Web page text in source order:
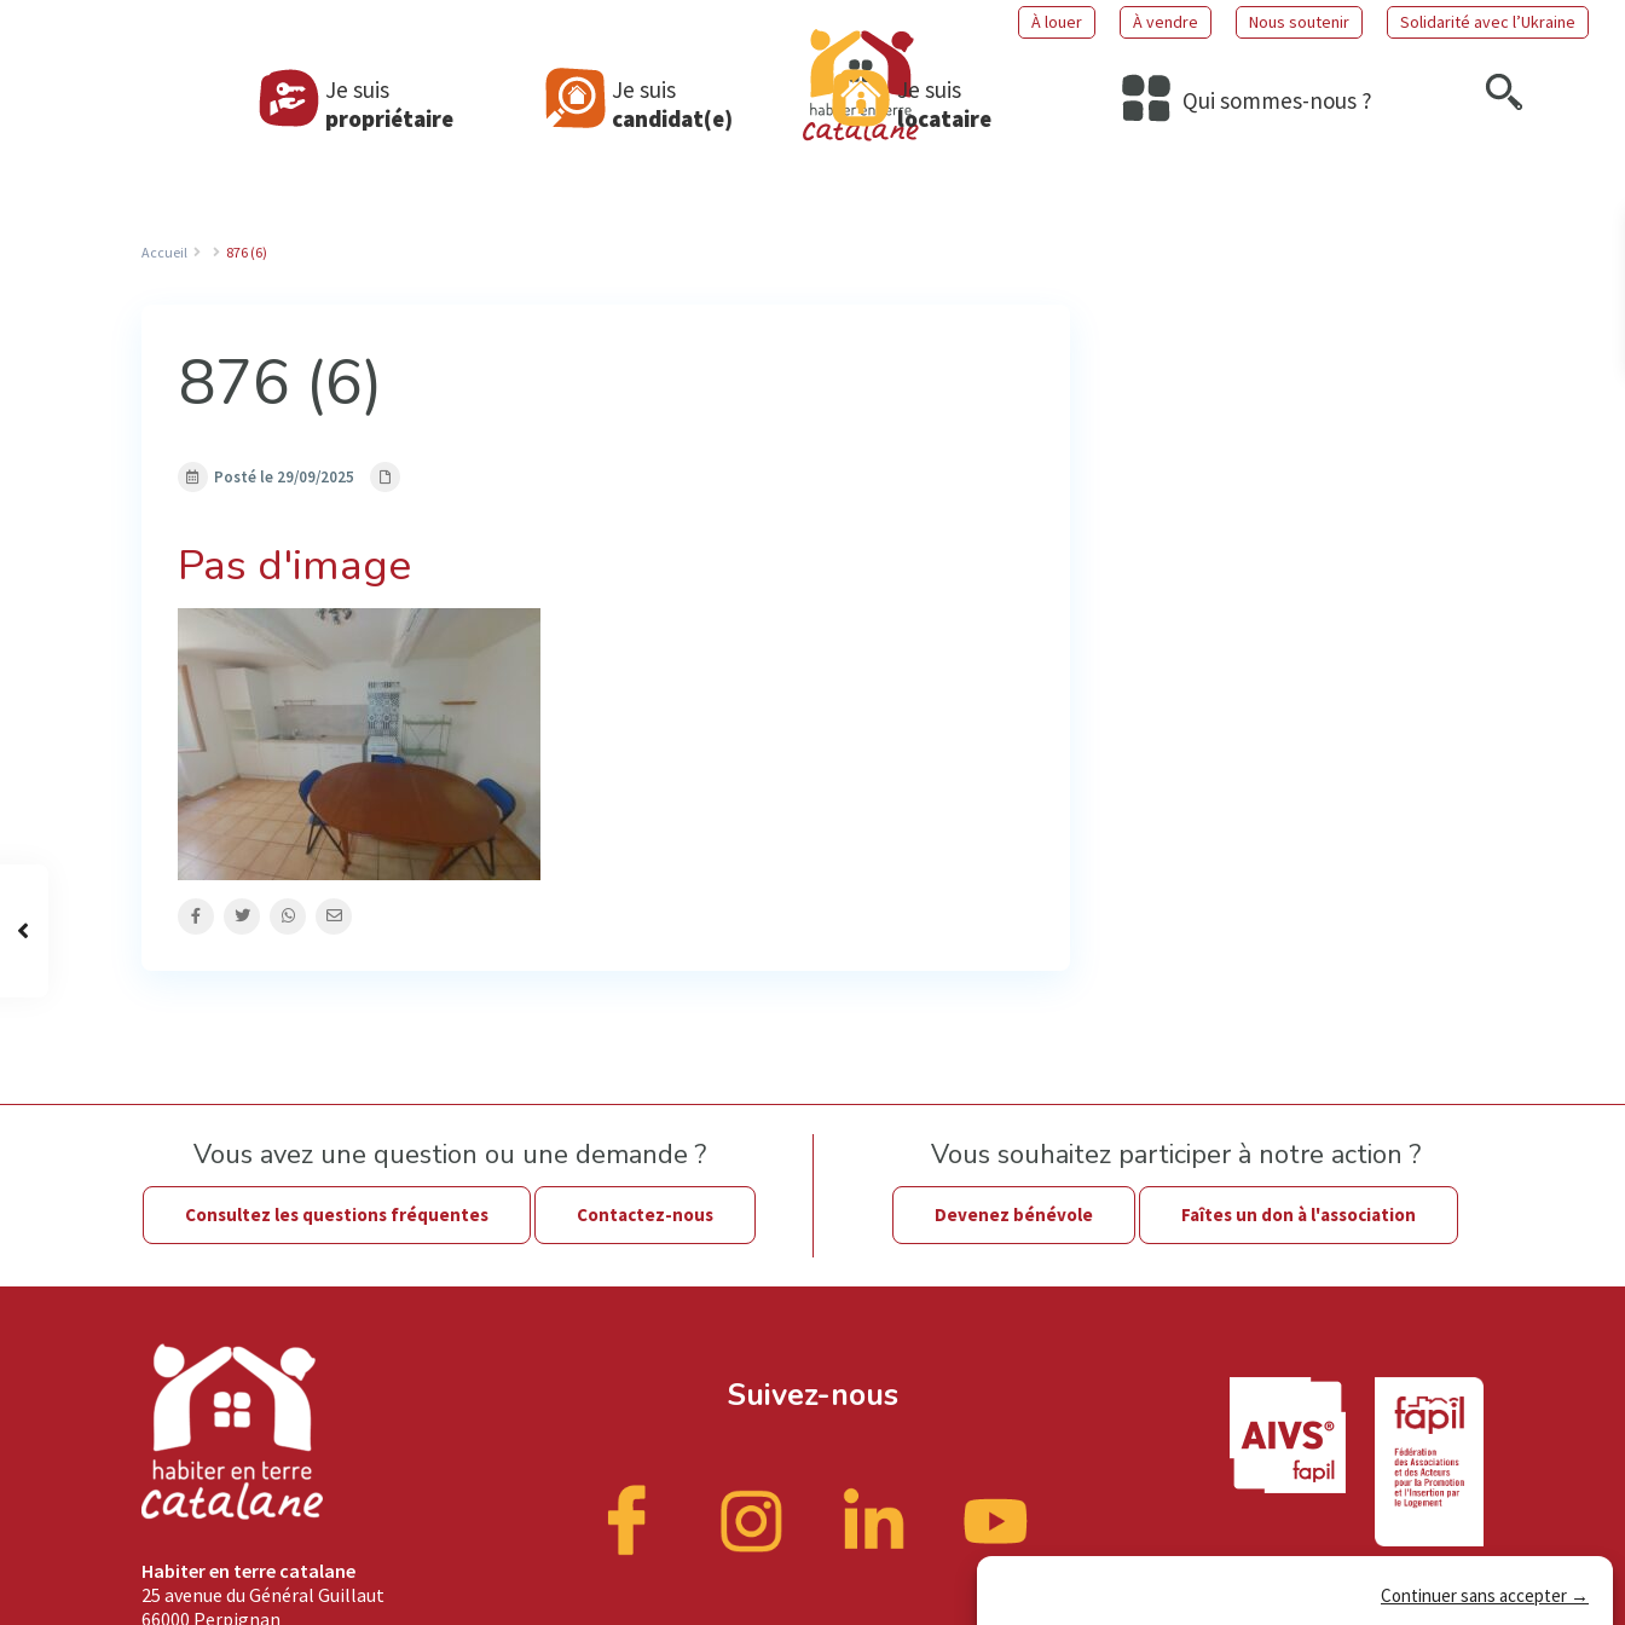
Continuer sans accepter →
À louer À vendre Nous soutenir Solidarité avec l’Ukraine
Je suis
propriétaire
Je suis
candidat(e)
Je suis
locataire
Qui sommes-nous ?
Accueil 876 (6)
876 (6)
Posté le 29/09/2025
Pas d'image
Vous avez une question ou une demande ?
Consultez les questions fréquentes Contactez-nous
Vous souhaitez participer à notre action ?
Devenez bénévole Faîtes un don à l'association
Habiter en terre catalane
25 avenue du Général Guillaut
66000 Perpignan
Suivez-nous